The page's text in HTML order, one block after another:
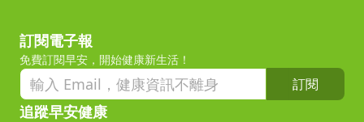
訂閱電子報
免費訂閱早安，開始健康新生活！
訂閱
追蹤早安健康